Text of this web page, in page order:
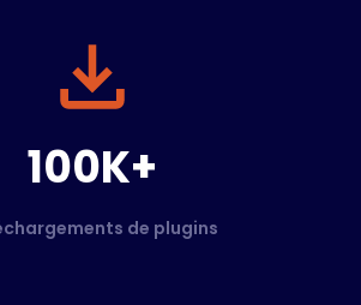
100K+
de plugins